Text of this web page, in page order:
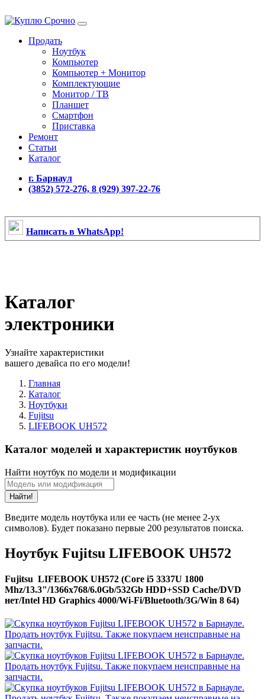
Продать
Ноутбук
Компьютер
Компьютер + Монитор
Комплектующие
Монитор / ТВ
Планшет
Смартфон
Приставка
Ремонт
Статьи
Каталог
г. Барнаул
(3852) 572-276, 8 (929) 397-22-76
Написать в WhatsApp!
Каталог
электроники
Узнайте характеристики
вашего девайса по его модели!
Главная
Каталог
Ноутбуки
Fujitsu
LIFEBOOK UH572
Каталог моделей и характеристик ноутбуков
Найти ноутбук по модели и модификации
Найти!
Введите модель ноутбука или ее часть (не менее 2-ух
символов). Будет показано первые 200 результатов поиска.
Ноутбук Fujitsu LIFEBOOK UH572
Fujitsu LIFEBOOK UH572 (Core i5 3337U 1800
Mhz/13.3"/1366x768/6.0Gb/532Gb HDD+SSD Cache/DVD
нет/Intel HD Graphics 4000/Wi-Fi/Bluetooth/3G/Win 8 64)